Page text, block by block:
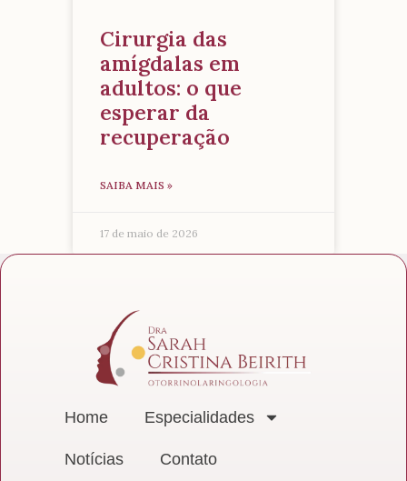
Cirurgia das
amígdalas em
adultos: o que
esperar da
recuperação
SAIBA MAIS »
17 de maio de 2026
Home Especialidades
Notícias Contato